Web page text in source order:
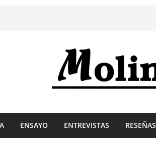
ENSAYO ENTREVISTAS RESEÑAS